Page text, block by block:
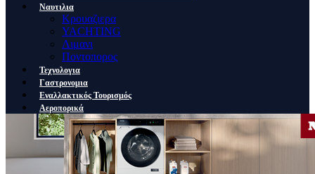
Ναυτιλια
Κρουαζιερα
YACHTING
Λιμανι
Ποντοπορος
Τεχνολογια
Γαστρονομια
Εναλλακτικός Τουρισμός
Αεροπορικά